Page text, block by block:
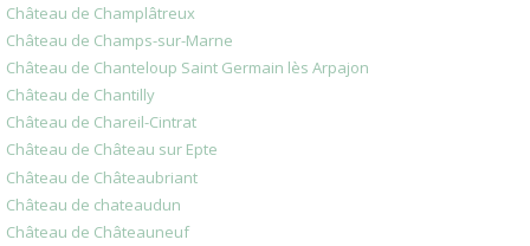
Château de Champlâtreux
Château de Champs-sur-Marne
Château de Chanteloup Saint Germain lès Arpajon
Château de Chantilly
Château de Chareil-Cintrat
Château de Château sur Epte
Château de Châteaubriant
Château de chateaudun
Château de Châteauneuf